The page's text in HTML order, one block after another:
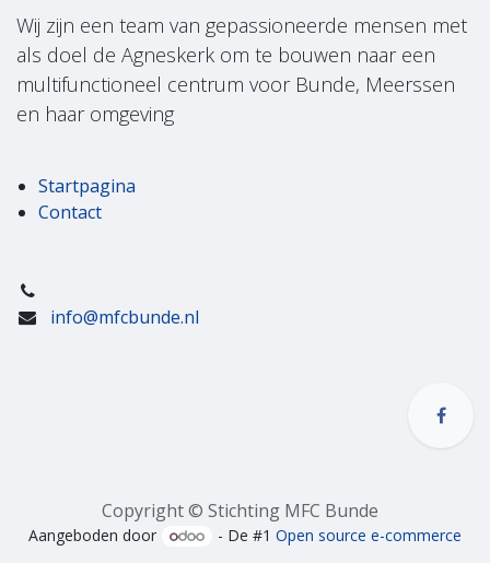
Wij zijn een team van gepassioneerde mensen met
als doel de Agneskerk om te bouwen naar een
multifunctioneel centrum voor Bunde, Meerssen
en haar omgeving
Startpagina
Contact
info@mfcbunde.nl
Copyright © Stichting MFC Bunde
Aangeboden door - De #1Open source e-commerce